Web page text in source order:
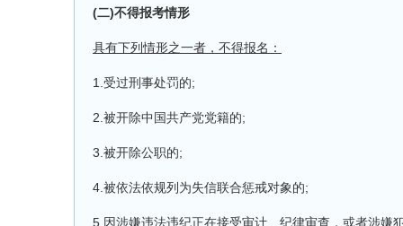
(二)不得报考情形
具有下列情形之一者，不得报名：
1.受过刑事处罚的;
2.被开除中国共产党党籍的;
3.被开除公职的;
4.被依法依规列为失信联合惩戒对象的;
5.因涉嫌违法违纪正在接受审计、纪律审查，或者涉嫌